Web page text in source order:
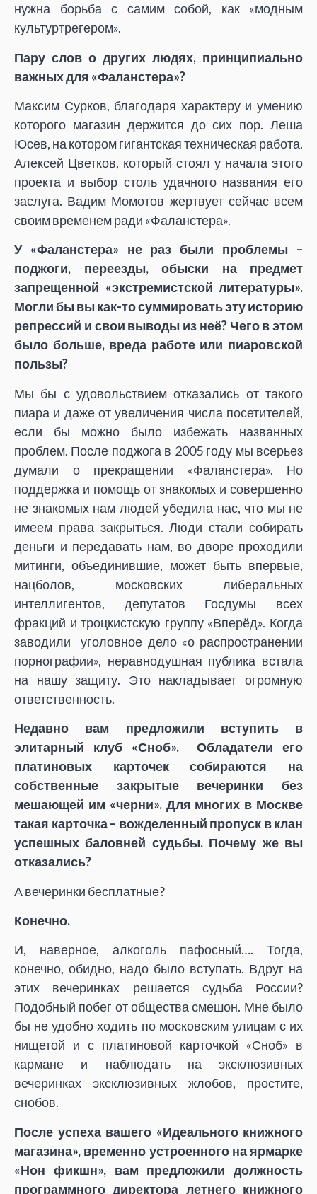
нужна борьба с самим собой, как «модным
культуртрегером».
Пару слов о других людях, принципиально
важных для «Фаланстера»?
Максим Сурков, благодаря характеру и умению
которого магазин держится до сих пор. Леша
Юсев, на котором гигантская техническая работа.
Алексей Цветков, который стоял у начала этого
проекта и выбор столь удачного названия его
заслуга. Вадим Момотов жертвует сейчас всем
своим временем ради «Фаланстера».
У «Фаланстера» не раз были проблемы –
поджоги, переезды, обыски на предмет
запрещенной «экстремистской литературы».
Могли бы вы как-то суммировать эту историю
репрессий и свои выводы из неё? Чего в этом
было больше, вреда работе или пиаровской
пользы?
Мы бы с удовольствием отказались от такого
пиара и даже от увеличения числа посетителей,
если бы можно было избежать названных
проблем. После поджога в 2005 году мы всерьез
думали о прекращении «Фаланстера». Но
поддержка и помощь от знакомых и совершенно
не знакомых нам людей убедила нас, что мы не
имеем права закрыться. Люди стали собирать
деньги и передавать нам, во дворе проходили
митинги, объединившие, может быть впервые,
нацболов, московских либеральных
интеллигентов, депутатов Госдумы всех
фракций и троцкистскую группу «Вперёд». Когда
заводили уголовное дело «о распространении
порнографии», неравнодушная публика встала
на нашу защиту. Это накладывает огромную
ответственность.
Недавно вам предложили вступить в
элитарный клуб «Сноб». Обладатели его
платиновых карточек собираются на
собственные закрытые вечеринки без
мешающей им «черни». Для многих в Москве
такая карточка – вожделенный пропуск в клан
успешных баловней судьбы. Почему же вы
отказались?
А вечеринки бесплатные?
Конечно.
И, наверное, алкоголь пафосный…. Тогда,
конечно, обидно, надо было вступать. Вдруг на
этих вечеринках решается судьба России?
Подобный побег от общества смешон. Мне было
бы не удобно ходить по московским улицам с их
нищетой и с платиновой карточкой «Сноб» в
кармане и наблюдать на эксклюзивных
вечеринках эксклюзивных жлобов, простите,
снобов.
После успеха вашего «Идеального книжного
магазина», временно устроенного на ярмарке
«Нон фикшн», вам предложили должность
программного директора летнего книжного